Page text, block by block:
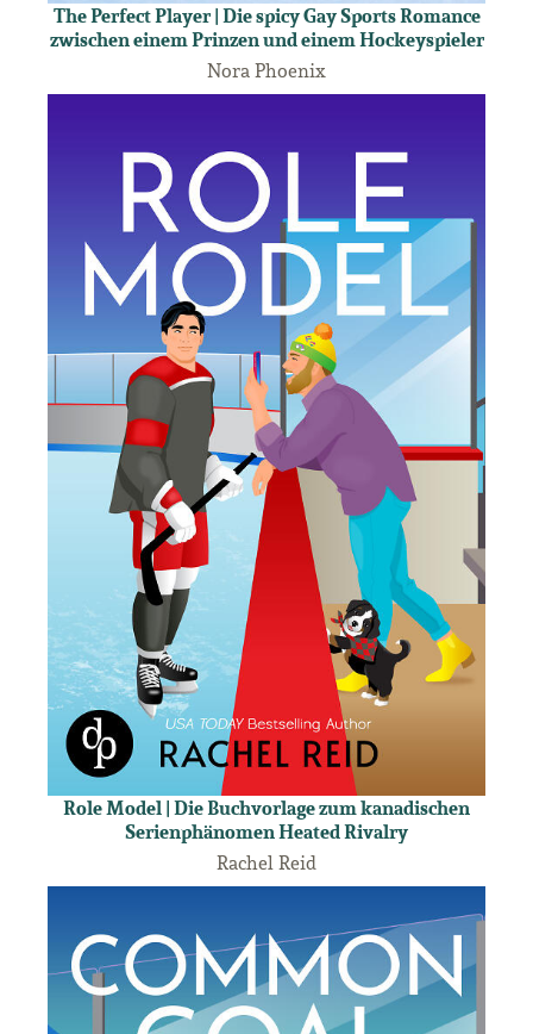
The Perfect Player | Die spicy Gay Sports Romance
zwischen einem Prinzen und einem Hockeyspieler
Nora Phoenix
Role Model | Die Buchvorlage zum kanadischen
Serienphänomen Heated Rivalry
Rachel Reid